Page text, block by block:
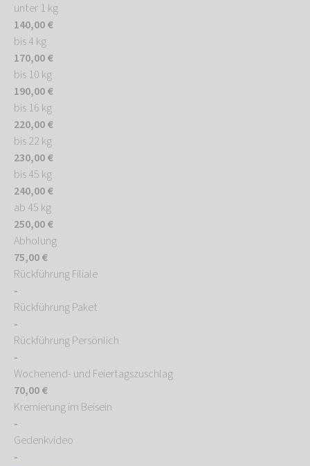
unter 1 kg
140,00 €
bis 4 kg
170,00 €
bis 10 kg
190,00 €
bis 16 kg
220,00 €
bis 22 kg
230,00 €
bis 45 kg
240,00 €
ab 45 kg
250,00 €
Abholung
75,00 €
Rückführung Filiale
-
Rückführung Paket
-
Rückführung Persönlich
-
Wochenend- und Feiertagszuschlag
70,00 €
Kremierung im Beisein
-
Gedenkvideo
-